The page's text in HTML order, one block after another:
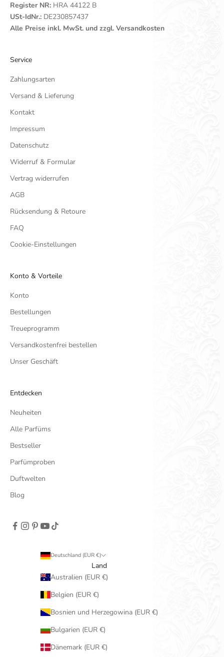
Register NR: HRA 44122 B
USt-IdNr.: DE230857437
Alle Preise inkl. MwSt. und zzgl. Versandkosten
Service
Zahlungsarten
Versand & Lieferung
Kontakt
Impressum
Datenschutz
Widerruf & Formular
Vertrag widerrufen
AGB
Rücksendung & Retoure
FAQ
Cookie-Einstellungen
Konto & Vorteile
Konto
Bestellungen
Treueprogramm
Versandkostenfrei bestellen
Unser Geschäft
Entdecken
Neuheiten
Alle Parfüms
Bestseller
Parfümproben
Duftwelten
Blog
Deutschland (EUR €)
Land
Australien (EUR €)
Belgien (EUR €)
Bosnien und Herzegowina (EUR €)
Bulgarien (EUR €)
Dänemark (EUR €)